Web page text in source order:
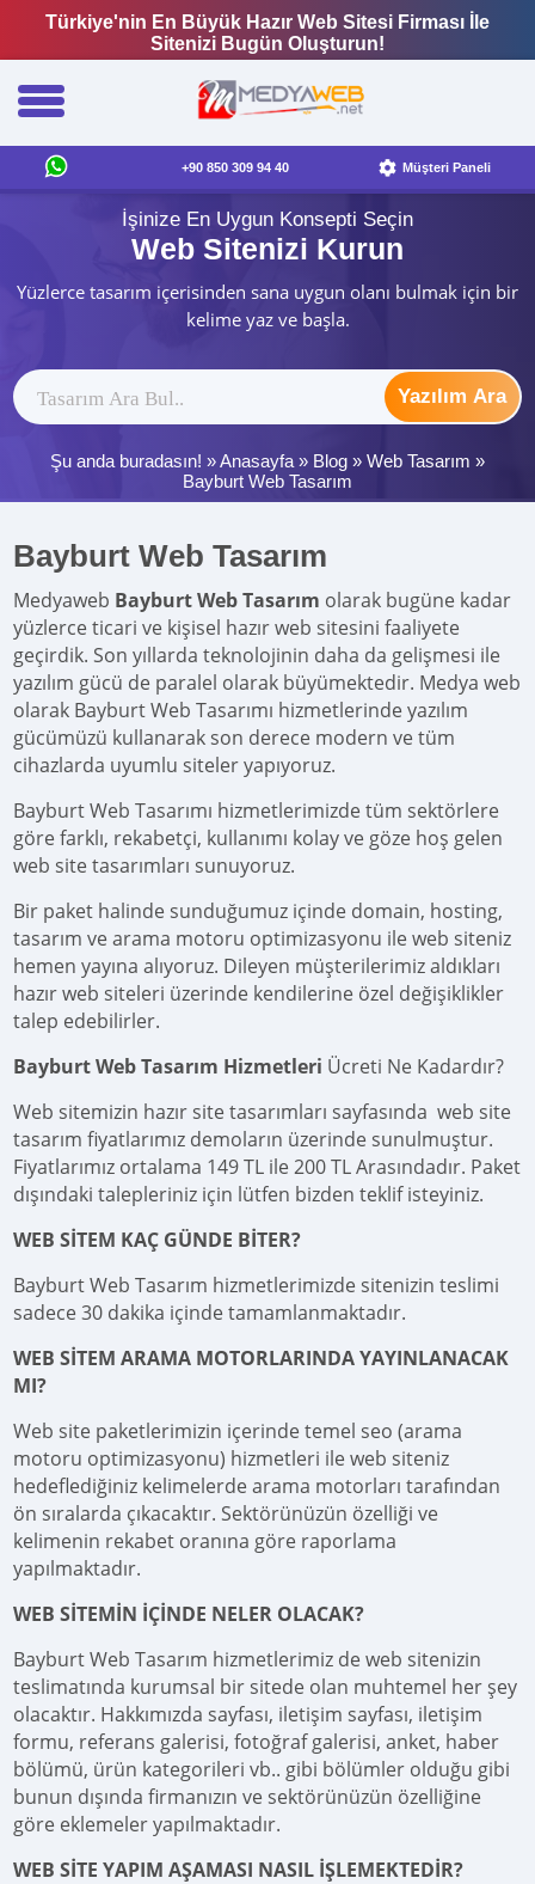
Türkiye'nin En Büyük Hazır Web Sitesi Firması İle
Sitenizi Bugün Oluşturun!
+90 850 309 94 40 Müşteri Paneli
İşinize En Uygun Konsepti Seçin
Web Sitenizi Kurun
Yüzlerce tasarım içerisinden sana uygun olanı bulmak için bir
kelime yaz ve başla.
Yazılım Ara
Şu anda buradasın! »Anasayfa » Blog » Web Tasarım »
Bayburt Web Tasarım
Bayburt Web Tasarım
Medyaweb Bayburt Web Tasarım olarak bugüne kadar
yüzlerce ticari ve kişisel hazır web sitesini faaliyete
geçirdik. Son yıllarda teknolojinin daha da gelişmesi ile
yazılım gücü de paralel olarak büyümektedir. Medya web
olarak Bayburt Web Tasarımı hizmetlerinde yazılım
gücümüzü kullanarak son derece modern ve tüm
cihazlarda uyumlu siteler yapıyoruz.
Bayburt Web Tasarımı hizmetlerimizde tüm sektörlere
göre farklı, rekabetçi, kullanımı kolay ve göze hoş gelen
web site tasarımları sunuyoruz.
Bir paket halinde sunduğumuz içinde domain, hosting,
tasarım ve arama motoru optimizasyonu ile web siteniz
hemen yayına alıyoruz. Dileyen müşterilerimiz aldıkları
hazır web siteleri üzerinde kendilerine özel değişiklikler
talep edebilirler.
Bayburt Web Tasarım Hizmetleri Ücreti Ne Kadardır?
Web sitemizin hazır site tasarımları sayfasında web site
tasarım fiyatlarımız demoların üzerinde sunulmuştur.
Fiyatlarımız ortalama 149 TL ile 200 TL Arasındadır. Paket
dışındaki talepleriniz için lütfen bizden teklif isteyiniz.
WEB SİTEM KAÇ GÜNDE BİTER?
Bayburt Web Tasarım hizmetlerimizde sitenizin teslimi
sadece 30 dakika içinde tamamlanmaktadır.
WEB SİTEM ARAMA MOTORLARINDA YAYINLANACAK
MI?
Web site paketlerimizin içerinde temel seo (arama
motoru optimizasyonu) hizmetleri ile web siteniz
hedeflediğiniz kelimelerde arama motorları tarafından
ön sıralarda çıkacaktır. Sektörünüzün özelliği ve
kelimenin rekabet oranına göre raporlama
yapılmaktadır.
WEB SİTEMİN İÇİNDE NELER OLACAK?
Bayburt Web Tasarım hizmetlerimiz de web sitenizin
teslimatında kurumsal bir sitede olan muhtemel her şey
olacaktır. Hakkımızda sayfası, iletişim sayfası, iletişim
formu, referans galerisi, fotoğraf galerisi, anket, haber
bölümü, ürün kategorileri vb.. gibi bölümler olduğu gibi
bunun dışında firmanızın ve sektörünüzün özelliğine
göre eklemeler yapılmaktadır.
WEB SİTE YAPIM AŞAMASI NASIL İŞLEMEKTEDİR?